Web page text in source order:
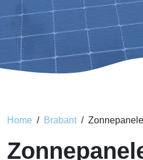
Home Brabant